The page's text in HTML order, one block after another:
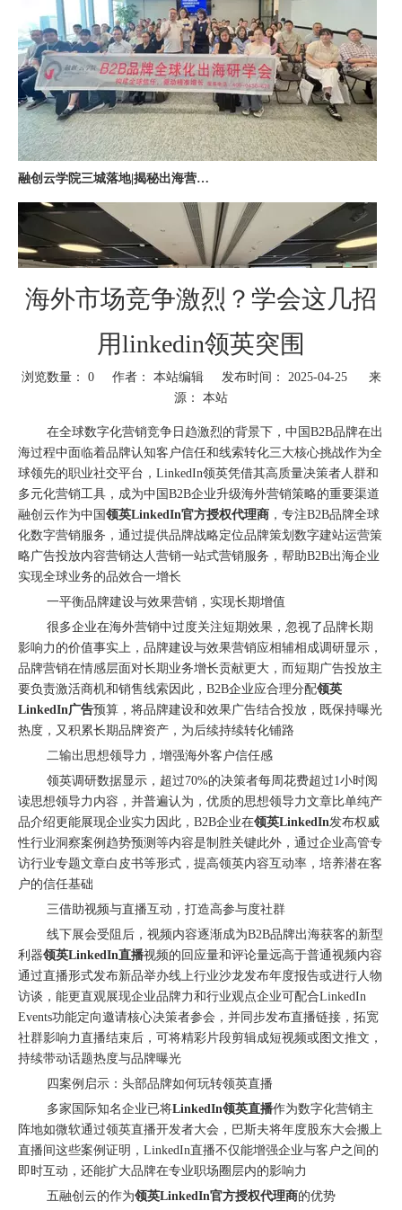
深圳站收官｜在微软聊透出海，下一站上海・苏州・杭州，多城联动启航
圆满落幕｜冀货出海再添新动能！这场跨境电商闭门会干货拉满→
北京站收官｜在LinkedIn总部聊透出海，下一站深圳微软，更多精彩在路上
深圳站圆满收官｜AI赋能出海获客，打开B2B企业海外增长新路径
海外市场竞争激烈？学会这几招
用linkedin领英突围
浏览数量： 0作者： 本站编辑 发布时间： 2025-04-25 来
源： 本站
["wechat"]
在全球数字化营销竞争日趋激烈的背景下，中国B2B品牌在出
海过程中面临着品牌认知客户信任和线索转化三大核心挑战作为全
球领先的职业社交平台，LinkedIn领英凭借其高质量决策者人群和
多元化营销工具，成为中国B2B企业升级海外营销策略的重要渠道
融创云作为中国 领英LinkedIn官方授权代理商 ，专注B2B品牌全球
化数字营销服务，通过提供品牌战略定位品牌策划数字建站运营策
略广告投放内容营销达人营销一站式营销服务，帮助B2B出海企业
实现全球业务的品效合一增长
一平衡品牌建设与效果营销，实现长期增值
很多企业在海外营销中过度关注短期效果，忽视了品牌长期
影响力的价值事实上，品牌建设与效果营销应相辅相成调研显示，
品牌营销在情感层面对长期业务增长贡献更大，而短期广告投放主
要负责激活商机和销售线索因此，B2B企业应合理分配领英
LinkedIn广告预算，将品牌建设和效果广告结合投放，既保持曝光
热度，又积累长期品牌资产，为后续持续转化铺路
二输出思想领导力，增强海外客户信任感
领英调研数据显示，超过70%的决策者每周花费超过1小时阅
读思想领导力内容，并普遍认为，优质的思想领导力文章比单纯产
品介绍更能展现企业实力因此，B2B企业在领英LinkedIn发布权威
性行业洞察案例趋势预测等内容是制胜关键此外，通过企业高管专
访行业专题文章白皮书等形式，提高领英内容互动率，培养潜在客
户的信任基础
三借助视频与直播互动，打造高参与度社群
线下展会受阻后，视频内容逐渐成为B2B品牌出海获客的新型
利器领英LinkedIn直播视频的回应量和评论量远高于普通视频内容
通过直播形式发布新品举办线上行业沙龙发布年度报告或进行人物
访谈，能更直观展现企业品牌力和行业观点企业可配合LinkedIn
Events功能定向邀请核心决策者参会，并同步发布直播链接，拓宽
社群影响力直播结束后，可将精彩片段剪辑成短视频或图文推文，
持续带动话题热度与品牌曝光
四案例启示：头部品牌如何玩转领英直播
多家国际知名企业已将LinkedIn领英直播作为数字化营销主
阵地如微软通过领英直播开发者大会，巴斯夫将年度股东大会搬上
直播间这些案例证明，LinkedIn直播不仅能增强企业与客户之间的
即时互动，还能扩大品牌在专业职场圈层内的影响力
五融创云的作为领英LinkedIn官方授权代理商的优势